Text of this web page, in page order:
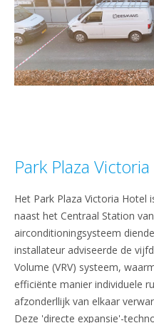
Park Plaza
Het Park Plaza Victoria Hotel
naast het Centraal Station
airconditioningsysteem
installateur adviseerde de
Volume (VRV) systeem,
efficiënte manier individuele
afzonderllijk van elkaar
Deze 'directe expansie'-